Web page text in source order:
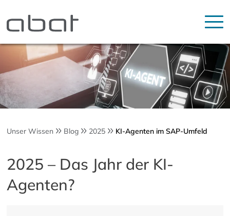
Unser Wissen Blog 2025 KI-Agenten im SAP-Umfeld
2025 – Das Jahr der KI-
Agenten?